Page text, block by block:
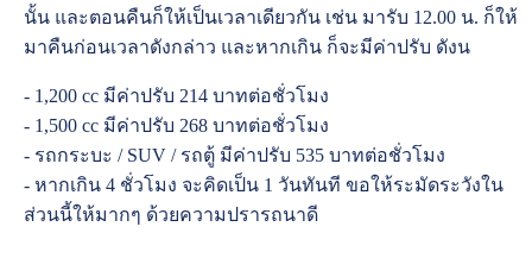
นั้น และตอนคืนก็ให้เป็นเวลาเดียวกัน เช่น มารับ 12.00 น. ก็ให้
มาคืนก่อนเวลาดังกล่าว และหากเกิน ก็จะมีค่าปรับ ดังน
- 1,200 cc มีค่าปรับ 214 บาทต่อชั่วโมง
- 1,500 cc มีค่าปรับ 268 บาทต่อชั่วโมง
- รถกระบะ / SUV / รถตู้ มีค่าปรับ 535 บาทต่อชั่วโมง
- หากเกิน 4 ชั่วโมง จะคิดเป็น 1 วันทันที ขอให้ระมัดระวังใน
ส่วนนี้ให้มากๆ ด้วยความปรารถนาดี